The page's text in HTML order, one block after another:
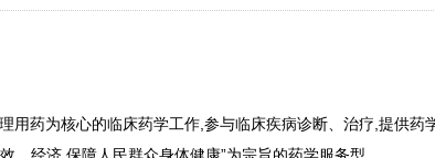
用药为核心的临床药学工作,参与临床疾病诊断、治疗,提供药